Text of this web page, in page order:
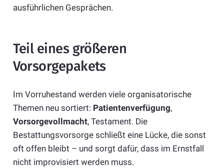
ausführlichen Gesprächen.
Teil eines größeren
Vorsorgepakets
Im Vorruhestand werden viele organisatorische
Themen neu sortiert: Patientenverfügung,
Vorsorgevollmacht, Testament. Die
Bestattungsvorsorge schließt eine Lücke, die sonst
oft offen bleibt – und sorgt dafür, dass im Ernstfall
nicht improvisiert werden muss.